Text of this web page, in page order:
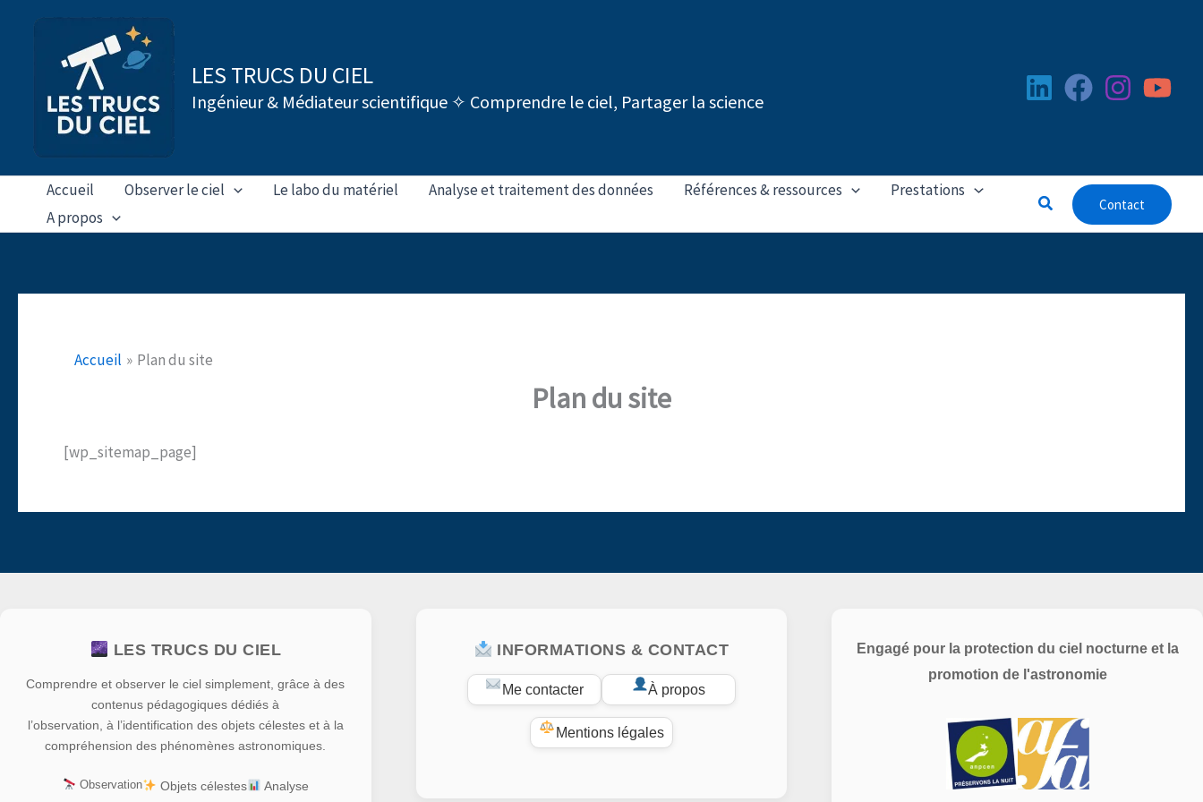
LES TRUCS DU CIEL
Ingénieur & Médiateur scientifique ✧ Comprendre le ciel, Partager la science
Accueil Observer le ciel Le labo du matériel Analyse et traitement des données Références & ressources
Prestations
A propos
RechercherContact
Accueil Plan du site
Plan du site
[wp_sitemap_page]
LES TRUCS DU CIEL
Comprendre et observer le ciel simplement, grâce à des
contenus pédagogiques dédiés à
l’observation, à l’identification des objets célestes et à la
compréhension des phénomènes astronomiques.
Observation Objets célestes
Analyse
INFORMATIONS & CONTACT
Me contacter À propos
Mentions légales
Engagé pour la protection du ciel nocturne et la
promotion de l'astronomie